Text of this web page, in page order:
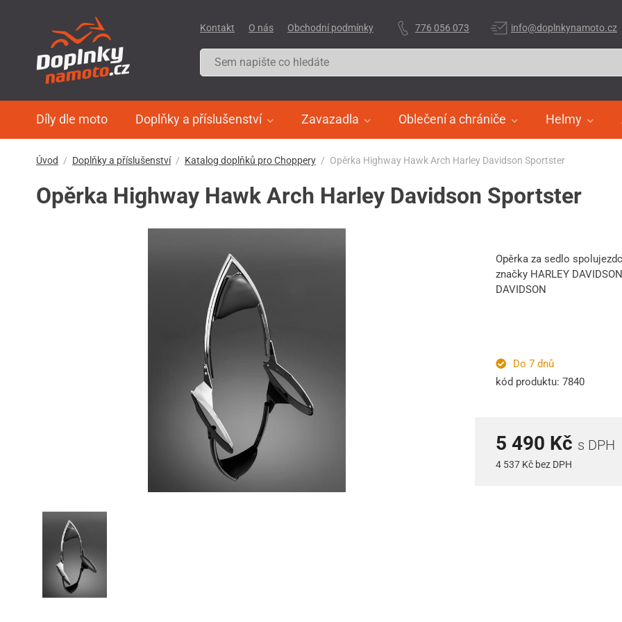
Díly dle moto Doplňky a příslušenství Zavazadla Oblečení a chrániče Helmy
Kontakt O nás Obchodní podmínky 776 056 073 info@doplnkynamoto.cz
Úvod Doplňky a příslušenství Katalog doplňků pro Choppery Opěrka Highway Hawk Arch Harley Davidson Sportster
Opěrka Highway Hawk Arch Harley Davidson Sportster
Opěrka za sedlo
značky HARLEY
DAVIDSON
Do 7 dnů
kód produktu: 7840
5 490 Kč s DPH
4 537 Kč bez DPH